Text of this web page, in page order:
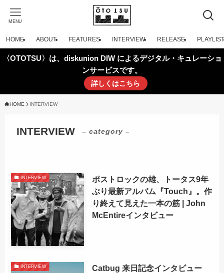
MENU
HOME ABOUT FEATURES INTERVIEW RELEASE PLAYLIST
〈OTOTSU〉は、diskunion DIW によるデジタル・キュレーショ
ンサービスです。
詳しくはこちら
HOME INTERVIEW
INTERVIEW – category –
INTERVIEW
ポストロックの雄、トータス9年
ぶり最新アルバム『Touch』。作
り終えて見えた一本の筋 | John
McEntireインタビュー
INTERVIEW Catbug 来日記念インタビュー